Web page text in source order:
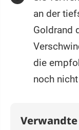
an der
Goldrand
die
noch